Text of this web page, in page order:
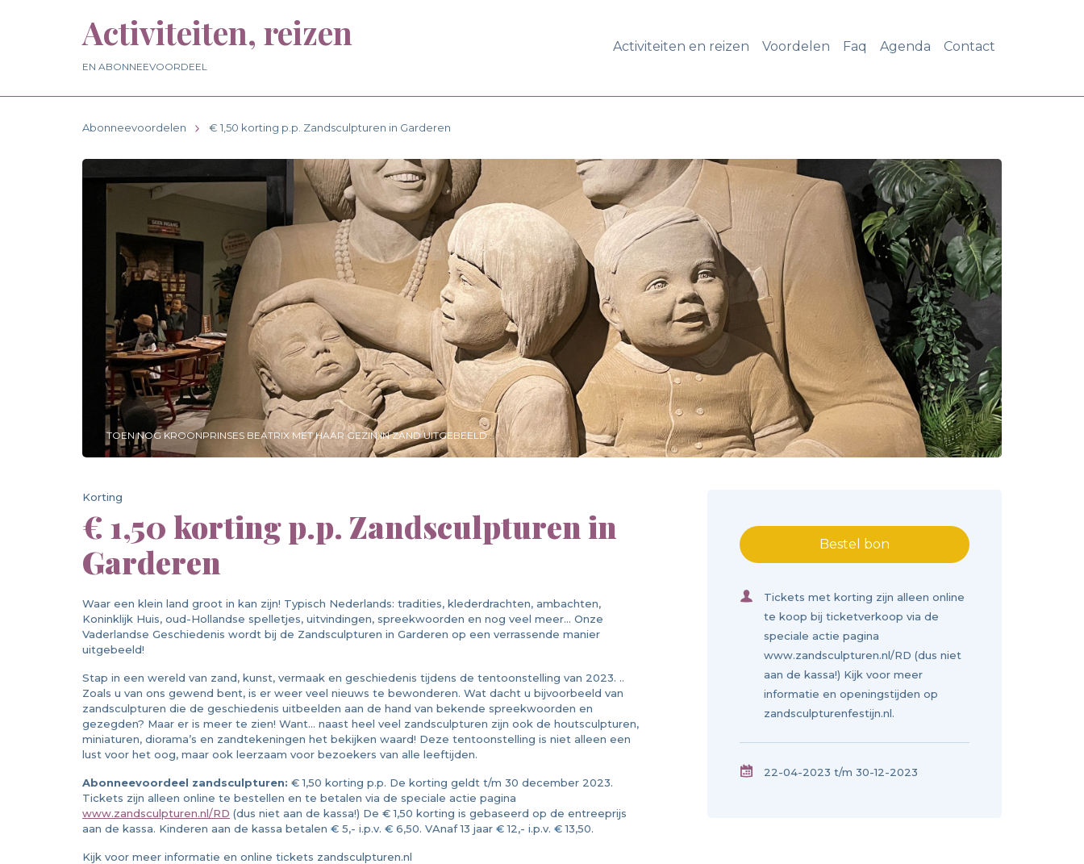
Activiteiten, reizen
EN ABONNEEVOORDEEL
Activiteiten en reizen Voordelen Faq Agenda Contact
Abonneevoordelen € 1,50 korting p.p. Zandsculpturen in Garderen
TOEN NOG KROONPRINSES BEATRIX MET HAAR GEZIN IN ZAND UITGEBEELD...
Korting
€ 1,50 korting p.p. Zandsculpturen in
Garderen
Waar een klein land groot in kan zijn! Typisch Nederlands: tradities, klederdrachten, ambachten,
Koninklijk Huis, oud-Hollandse spelletjes, uitvindingen, spreekwoorden en nog veel meer... Onze
Vaderlandse Geschiedenis wordt bij de Zandsculpturen in Garderen op een verrassende manier
uitgebeeld!
Stap in een wereld van zand, kunst, vermaak en geschiedenis tijdens de tentoonstelling van 2023. ..
Zoals u van ons gewend bent, is er weer veel nieuws te bewonderen. Wat dacht u bijvoorbeeld van
zandsculpturen die de geschiedenis uitbeelden aan de hand van bekende spreekwoorden en
gezegden? Maar er is meer te zien! Want... naast heel veel zandsculpturen zijn ook de houtsculpturen,
miniaturen, diorama’s en zandtekeningen het bekijken waard! Deze tentoonstelling is niet alleen een
lust voor het oog, maar ook leerzaam voor bezoekers van alle leeftijden.
Abonneevoordeel zandsculpturen: € 1,50 korting p.p. De korting geldt t/m 30 december 2023.
Tickets zijn alleen online te bestellen en te betalen via de speciale actie pagina
www.zandsculpturen.nl/RD (dus niet aan de kassa!) De € 1,50 korting is gebaseerd op de entreeprijs
aan de kassa. Kinderen aan de kassa betalen € 5,- i.p.v. € 6,50. VAnaf 13 jaar € 12,- i.p.v. € 13,50.
Kijk voor meer informatie en online tickets zandsculpturen.nl
Bestel bon
Tickets met korting zijn alleen online
te koop bij ticketverkoop via de
speciale actie pagina
www.zandsculpturen.nl/RD (dus niet
aan de kassa!) Kijk voor meer
informatie en openingstijden op
zandsculpturenfestijn.nl.
22-04-2023 t/m 30-12-2023